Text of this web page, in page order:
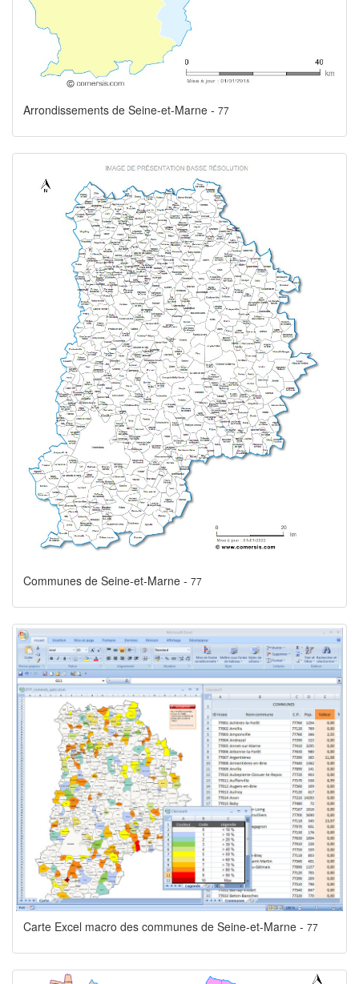
Arrondissements de Seine-et-Marne - 77
Communes de Seine-et-Marne - 77
Carte Excel macro des communes de Seine-et-Marne - 77